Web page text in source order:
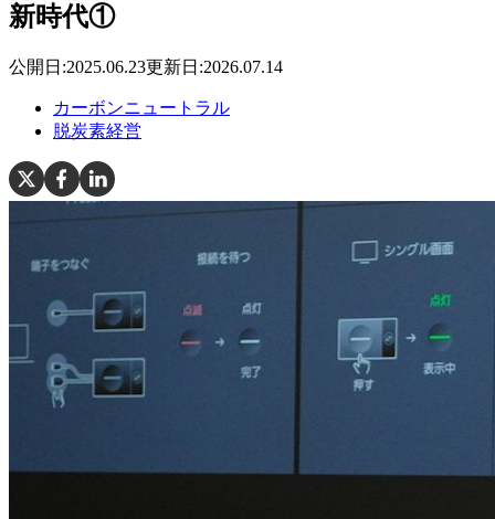
新時代①
公開日:2025.06.23更新日:2026.07.14
カーボンニュートラル
脱炭素経営